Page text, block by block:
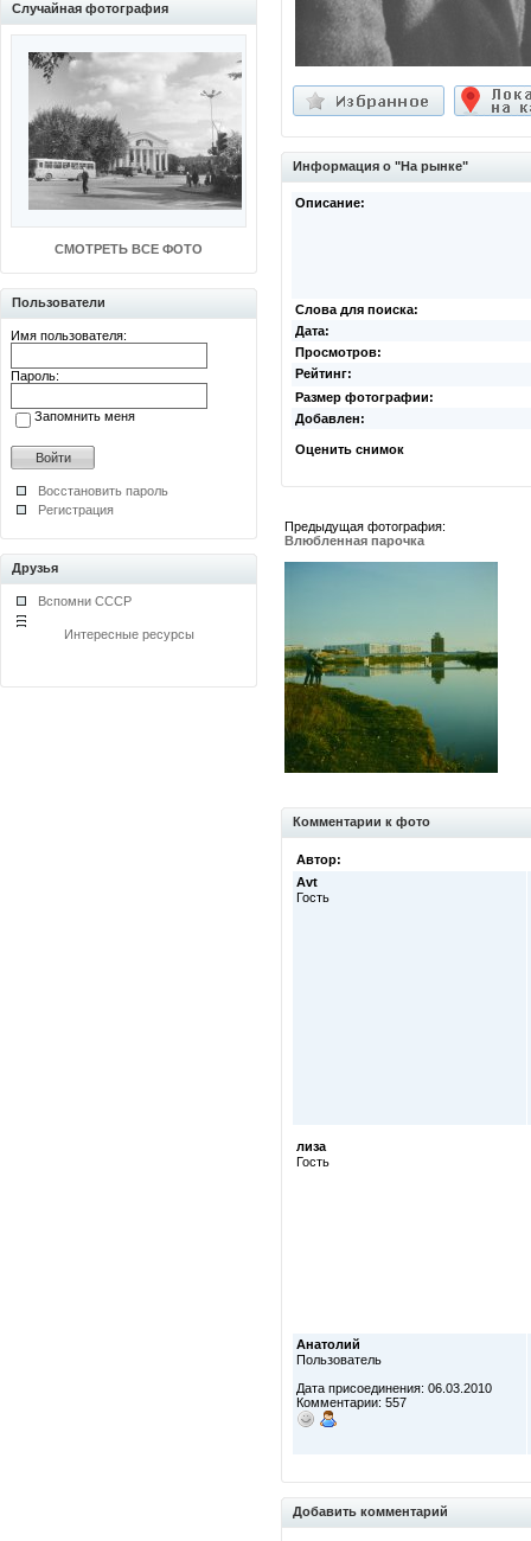
Случайная фотография
СМОТРЕТЬ ВСЕ ФОТО
Пользователи
Имя пользователя:
Пароль:
Запомнить меня
Восстановить пароль
Регистрация
Друзья
Вспомни СССР
Интересные ресурсы
Информация о "На рынке"
Описание:
Слова для поиска:
Дата:
Просмотров:
Рейтинг:
Размер фотографии:
Добавлен:
Оценить снимок
Предыдущая фотография:
Влюбленная парочка
Комментарии к фото
Автор:
Avt
Гость
лиза
Гость
Анатолий
Пользователь
Дата присоединения: 06.03.2010
Комментарии: 557
Добавить комментарий